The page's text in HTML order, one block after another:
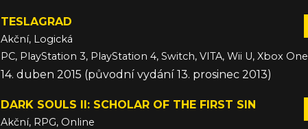
TESLAGRAD
Akční, Logická
PC, PlayStation 3, PlayStation 4, Switch, VITA, Wii U, Xbox One
14. duben 2015 (původní vydání 13. prosinec 2013)
DARK SOULS II: SCHOLAR OF THE FIRST SIN
Akční, RPG, Online